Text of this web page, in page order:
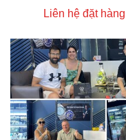
Liên hệ đặt hàng